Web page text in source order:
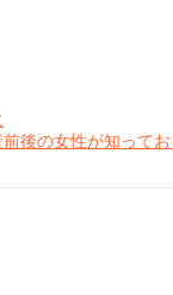
後の女性が知って